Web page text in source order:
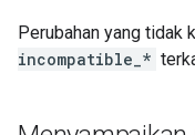
Perubahan yang tidak
incompatible_*